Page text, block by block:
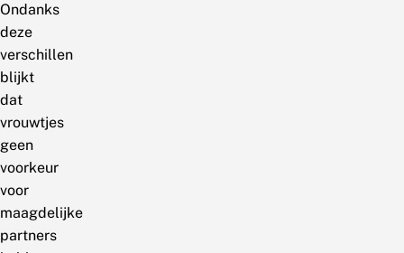
Ondanks
deze
verschillen
blijkt
dat
vrouwtjes
geen
voorkeur
voor
maagdelijke
partners